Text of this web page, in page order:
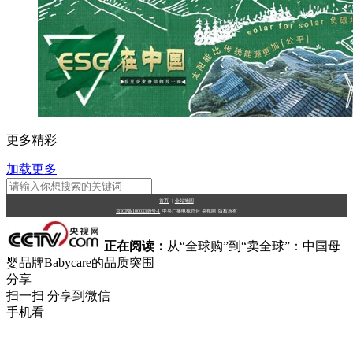
更多精彩
加载更多
首页 全站地图
京ICP备10003349号-1 中央广播电视总台 央视网 版权所有
正在阅读： 从“全球购”到“卖全球”：中国母
婴品牌Babycare的品质突围
分享
扫一扫 分享到微信
手机看